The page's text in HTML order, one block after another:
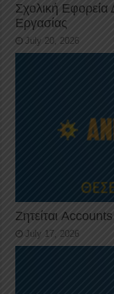
Σχολική
Εργασίας
July 20, 2026
Ζητείται
July 17, 2026